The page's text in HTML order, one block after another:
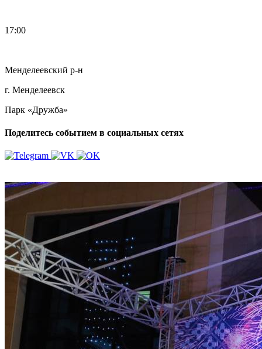
17:00
Менделеевский р-н
г. Менделеевск
Парк «Дружба»
Поделитесь событием в социальных сетях